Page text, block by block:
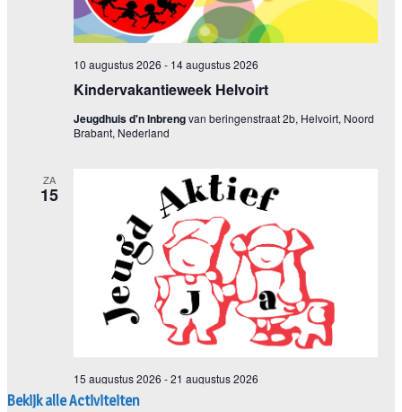
Bekijk alle Activiteiten